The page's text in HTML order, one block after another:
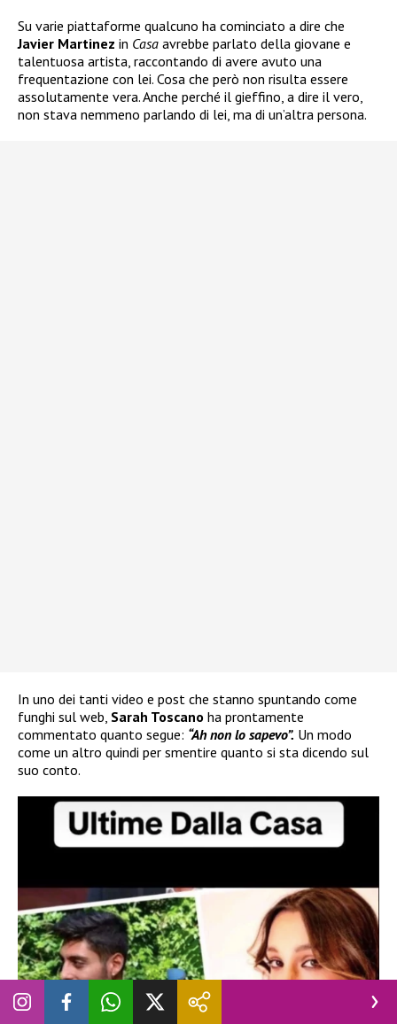
Su varie piattaforme qualcuno ha cominciato a dire che
Javier Martinez in Casa avrebbe parlato della giovane e
talentuosa artista, raccontando di avere avuto una
frequentazione con lei. Cosa che però non risulta essere
assolutamente vera. Anche perché il gieffino, a dire il vero,
non stava nemmeno parlando di lei, ma di un’altra persona.
In uno dei tanti video e post che stanno spuntando come
funghi sul web, Sarah Toscano ha prontamente
commentato quanto segue: “Ah non lo sapevo”. Un modo
come un altro quindi per smentire quanto si sta dicendo sul
suo conto.